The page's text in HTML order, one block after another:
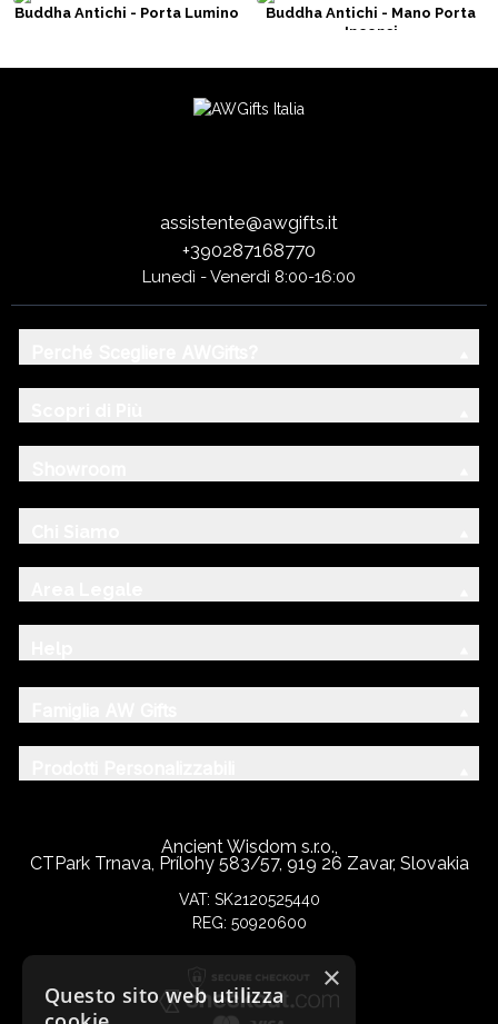
Buddha Antichi - Porta Lumino
Buddha Antichi - Mano Porta
Incensi
assistente@awgifts.it
+390287168770
Lunedì - Venerdì 8:00-16:00
Ancient Wisdom s.r.o.,
CTPark Trnava, Prílohy 583/57, 919 26 Zavar, Slovakia
VAT: SK2120525440
REG: 50920600
×
Questo sito web utilizza